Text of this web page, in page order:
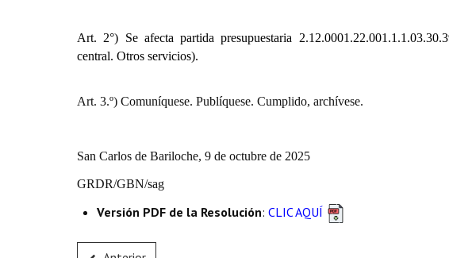
Art. 2°) Se afecta partida presupuestaria
central. Otros servicios).
Art. 3.º) Comuníquese. Publíquese. Cumplido, archívese.
San Carlos de Bariloche, 9 de octubre de 2025
GRDR/GBN/sag
Versión PDF de la Resolución: CLIC AQUÍ